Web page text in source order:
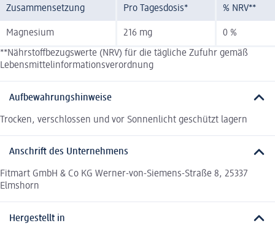
Zusammensetzung Pro Tagesdosis* % NRV**
Magnesium 216 mg 0 %
**Nährstoffbezugswerte (NRV) für die tägliche Zufuhr gemäß
Lebensmittelinformationsverordnung
Aufbewahrungshinweise
Trocken, verschlossen und vor Sonnenlicht geschützt lagern
Anschrift des Unternehmens
Fitmart GmbH & Co KG Werner-von-Siemens-Straße 8, 25337
Elmshorn
Hergestellt in